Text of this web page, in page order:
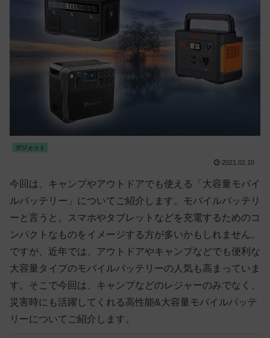
ガジェット
2021.02.10
今回は、キャンプやアウトドアでも使える「大容量モバイ
ルバッテリー」についてご紹介します。モバイルバッテリ
ーと言うと。スマホやタブレットなどを充電するためのコ
ンパクトなものをイメージする方が多いかもしれません。
ですが、近年では、アウトドアやキャンプなどでも便利な
大容量タイプのモバイルバッテリーの人気も高まっていま
す。そこで今回は、キャンプなどのレジャーのみでなく、
災害時にも活躍してくれる高性能&大容量モバイルバッテ
リーについてご紹介します。